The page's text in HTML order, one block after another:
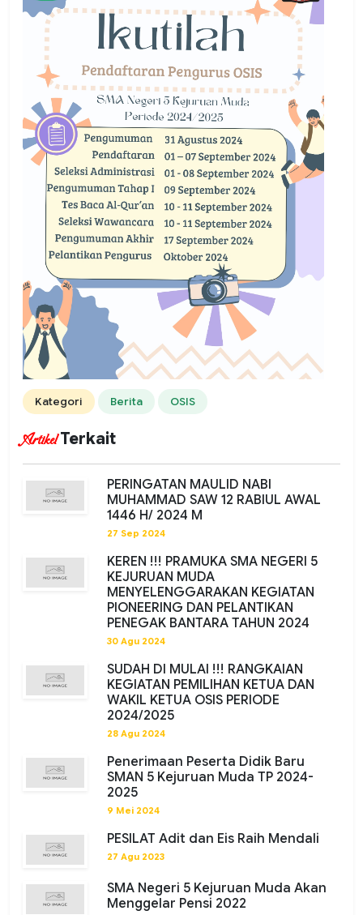
Kategori Berita OSIS
ArtikelTerkait
PERINGATAN MAULID NABI
MUHAMMAD SAW 12 RABIUL AWAL
1446 H/ 2024 M
27 Sep 2024
KEREN !!! PRAMUKA SMA NEGERI 5
KEJURUAN MUDA
MENYELENGGARAKAN KEGIATAN
PIONEERING DAN PELANTIKAN
PENEGAK BANTARA TAHUN 2024
30 Agu 2024
SUDAH DI MULAI !!! RANGKAIAN
KEGIATAN PEMILIHAN KETUA DAN
WAKIL KETUA OSIS PERIODE
2024/2025
28 Agu 2024
Penerimaan Peserta Didik Baru
SMAN 5 Kejuruan Muda TP 2024-
2025
9 Mei 2024
PESILAT Adit dan Eis Raih Mendali
27 Agu 2023
SMA Negeri 5 Kejuruan Muda Akan
Menggelar Pensi 2022